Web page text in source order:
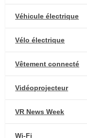
Véhicule électrique
Vélo électrique
Vêtement connecté
Vidéoprojecteur
VR News Week
Wi-Fi